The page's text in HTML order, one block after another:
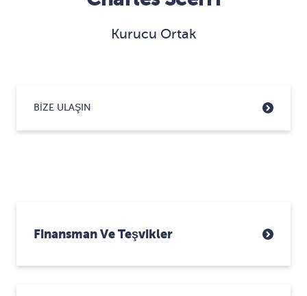
Kurucu Ortak
BIZE ULAŞIN
Finansman Ve Teşvikler